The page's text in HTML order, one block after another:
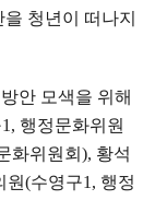
청년이 떠나지
안 모색을 위해
1, 행정문화위원
화위원회 ), 황석
원(수영구1, 행정